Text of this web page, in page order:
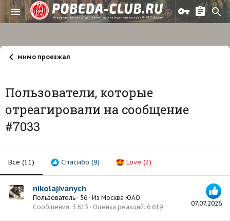
мимо проезжал
Пользователи, которые
отреагировали на сообщение
#7033
Все (11) Спасибо (9) Love (2)
07.07.2026
nikolajivanych
Пользователь · 56 · Из Москва ЮАО
Сообщения 3 613 Оценка реакций 6 619